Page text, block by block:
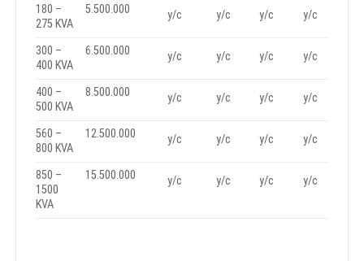
180 –
275 KVA
5.500.000 y/c y/c y/c y/c
300 –
400 KVA
6.500.000 y/c y/c y/c y/c
400 –
500 KVA
8.500.000 y/c y/c y/c y/c
560 –
800 KVA
12.500.000 y/c y/c y/c y/c
850 –
1500
KVA
15.500.000 y/c y/c y/c y/c